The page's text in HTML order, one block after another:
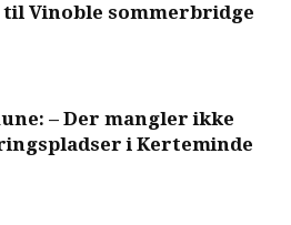
til Vinoble sommerbridge
– Der mangler ikke
i Kerteminde